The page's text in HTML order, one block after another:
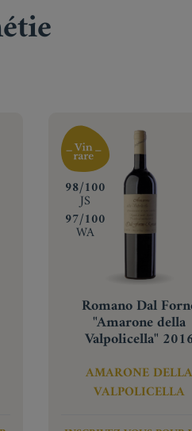
‍98/100
JS
‍97/100
WA
Romano Dal
"Amarone della
Valpolicella"
AMARONE DELLA
VALPOLICELLA